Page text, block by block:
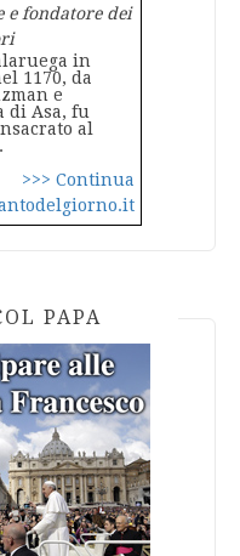
e fondatore dei
in
1170, da
e
di Asa, fu
al
>>> Continua
PAPA